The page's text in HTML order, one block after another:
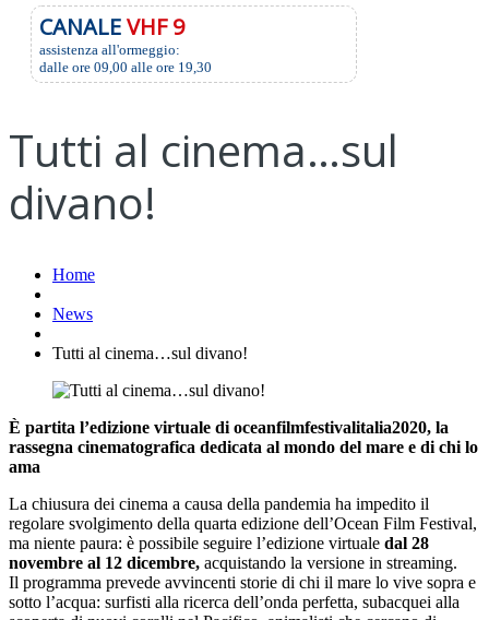
CANALEVHF 9
assistenza all'ormeggio:
dalle ore 09,00 alle ore 19,30
Tutti al cinema…sul
divano!
Home
News
Tutti al cinema…sul divano!
È partita l’edizione virtuale di oceanfilmfestivalitalia2020, la
rassegna cinematografica dedicata al mondo del mare e di chi lo
ama
La chiusura dei cinema a causa della pandemia ha impedito il
regolare svolgimento della quarta edizione dell’Ocean Film Festival,
ma niente paura: è possibile seguire l’edizione virtuale dal 28
novembre al 12 dicembre, acquistando la versione in streaming.
Il programma prevede avvincenti storie di chi il mare lo vive sopra e
sotto l’acqua: surfisti alla ricerca dell’onda perfetta, subacquei alla